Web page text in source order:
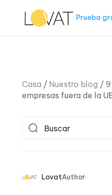
Prueba
Casa / Nuestro blog /
empresas fuera de la
LovatAuthor